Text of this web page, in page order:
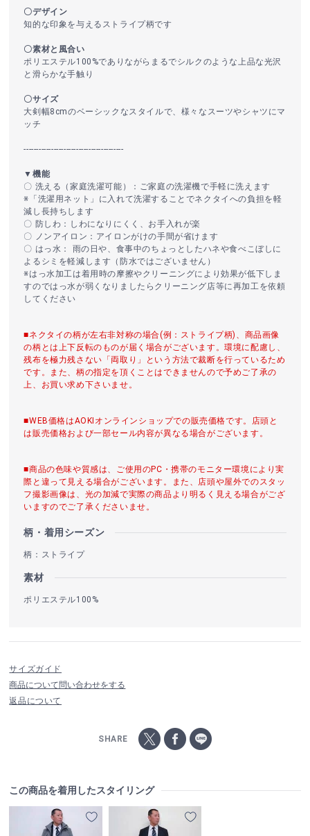
〇デザイン
知的な印象を与えるストライプ柄です
〇素材と風合い
ポリエステル100%でありながらまるでシルクのような上品な光沢
と滑らかな手触り
〇サイズ
大剣幅8cmのベーシックなスタイルで、様々なスーツやシャツにマ
ッチ
----------------------------------------
▼機能
〇 洗える（家庭洗濯可能）：ご家庭の洗濯機で手軽に洗えます
※「洗濯用ネット」に入れて洗濯することでネクタイへの負担を軽
減し長持ちします
〇 防しわ：しわになりにくく、お手入れが楽
〇 ノンアイロン：アイロンがけの手間が省けます
〇 はっ水： 雨の日や、食事中のちょっとしたハネや食べこぼしに
よるシミを軽減します（防水ではございません）
※はっ水加工は着用時の摩擦やクリーニングにより効果が低下しま
すのではっ水が弱くなりましたらクリーニング店等に再加工を依頼
してください
■ネクタイの柄が左右非対称の場合(例：ストライプ柄)、商品画像
の柄とは上下反転のものが届く場合がございます。環境に配慮し、
残布を極力残さない「両取り」という方法で裁断を行っているため
です。また、柄の指定を頂くことはできませんので予めご了承の
上、お買い求め下さいませ。
■WEB価格はAOKIオンラインショップでの販売価格です。店頭と
は販売価格および一部セール内容が異なる場合がございます。
■商品の色味や質感は、ご使用のPC・携帯のモニター環境により実
際と違って見える場合がございます。また、店頭や屋外でのスタッ
フ撮影画像は、光の加減で実際の商品より明るく見える場合がござ
いますのでご了承くださいませ。
柄・着用シーズン
柄：ストライプ
素材
ポリエステル100%
サイズガイド
商品について問い合わせをする
返品について
SHARE
この商品を着用したスタイリング